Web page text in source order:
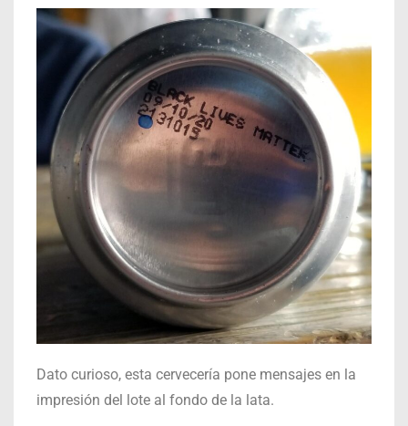
Dato curioso, esta cervecería pone mensajes en la
impresión del lote al fondo de la lata.